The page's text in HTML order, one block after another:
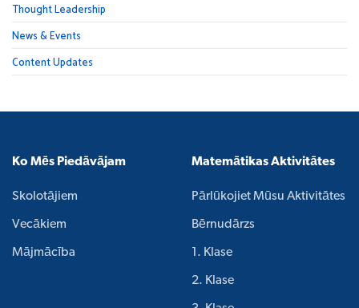
Thought Leadership
News & Events
Content Updates
Ko Mēs Piedāvājam
Skolotājiem
Vecākiem
Mājmācība
Matemātikas Aktivitātes
Pārlūkojiet Mūsu Aktivitātes
Bērnudārzs
1. Klase
2. Klase